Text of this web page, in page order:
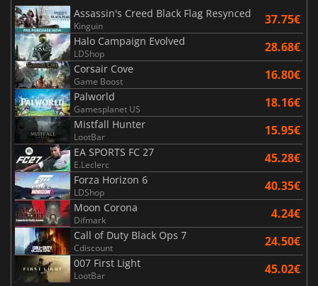
Assassin's Creed Black Flag Resynced
Kinguin 37.75€
Halo Campaign Evolved
LDShop 28.68€
Corsair Cove
Game Boost 16.80€
Palworld
Gamesplanet US 18.16€
Mistfall Hunter
LootBar 15.95€
EA SPORTS FC 27
E.Leclerc 45.28€
Forza Horizon 6
LDShop 40.35€
Moon Corona
Difmark 4.24€
Call of Duty Black Ops 7
Cdiscount 24.50€
007 First Light
LootBar 45.02€